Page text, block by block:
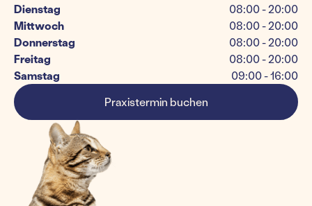
Dienstag
08:00 - 20:00
Mittwoch
08:00 - 20:00
Donnerstag
08:00 - 20:00
Freitag
08:00 - 20:00
Samstag
09:00 - 16:00
Praxistermin buchen